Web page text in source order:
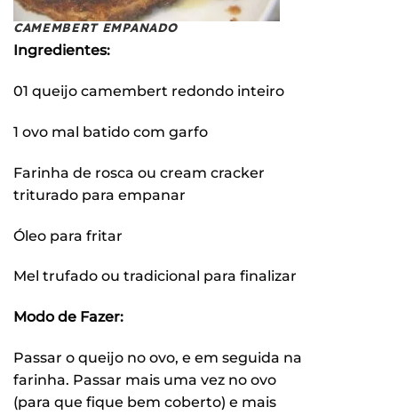
CAMEMBERT EMPANADO
Ingredientes:
01 queijo camembert redondo inteiro
1 ovo mal batido com garfo
Farinha de rosca ou cream cracker
triturado para empanar
Óleo para fritar
Mel trufado ou tradicional para finalizar
Modo de Fazer:
Passar o queijo no ovo, e em seguida na
farinha. Passar mais uma vez no ovo
(para que fique bem coberto) e mais